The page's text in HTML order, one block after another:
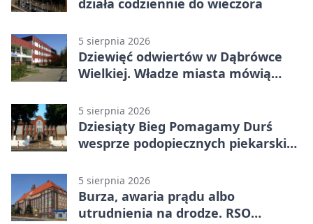
działa codziennie do wieczora
5 sierpnia 2026
Dziewięć odwiertów w Dąbrówce
Wielkiej. Władze miasta mówią
5 sierpnia 2026
Dziesiąty Bieg Pomagamy Durś
wesprze podopiecznych piekarskich
5 sierpnia 2026
Burza, awaria prądu albo
utrudnienia na drodze. RSO